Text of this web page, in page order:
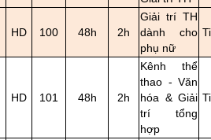
HD 100 48h 2h
Giải trí TH
dành cho
phụ nữ
HD 101 48h 2h
Kênh thể
thao - Văn
hóa & Giải
trí tổng
hợp